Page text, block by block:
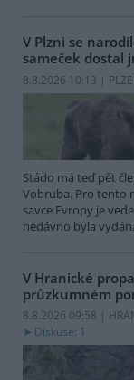
V Plzni se
sameček dostal
8.8.2026 10:13 |
Stádo má teď pět
Vobruba. Pro tento
savce Evropy je
nedávno byla
V Hranické
průzkumném
8.8.2026 09:58 |
Diskuse: 1